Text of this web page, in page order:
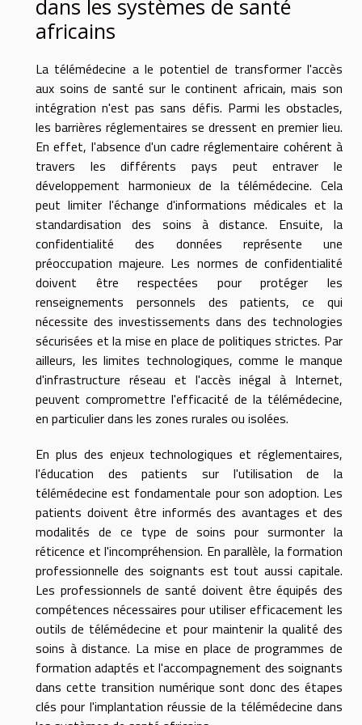
dans les systèmes de santé
africains
La télémédecine a le potentiel de transformer l'accès
aux soins de santé sur le continent africain, mais son
intégration n'est pas sans défis. Parmi les obstacles,
les barrières réglementaires se dressent en premier lieu.
En effet, l'absence d'un cadre réglementaire cohérent à
travers les différents pays peut entraver le
développement harmonieux de la télémédecine. Cela
peut limiter l'échange d'informations médicales et la
standardisation des soins à distance. Ensuite, la
confidentialité des données représente une
préoccupation majeure. Les normes de confidentialité
doivent être respectées pour protéger les
renseignements personnels des patients, ce qui
nécessite des investissements dans des technologies
sécurisées et la mise en place de politiques strictes. Par
ailleurs, les limites technologiques, comme le manque
d'infrastructure réseau et l'accès inégal à Internet,
peuvent compromettre l'efficacité de la télémédecine,
en particulier dans les zones rurales ou isolées.
En plus des enjeux technologiques et réglementaires,
l'éducation des patients sur l'utilisation de la
télémédecine est fondamentale pour son adoption. Les
patients doivent être informés des avantages et des
modalités de ce type de soins pour surmonter la
réticence et l'incompréhension. En parallèle, la formation
professionnelle des soignants est tout aussi capitale.
Les professionnels de santé doivent être équipés des
compétences nécessaires pour utiliser efficacement les
outils de télémédecine et pour maintenir la qualité des
soins à distance. La mise en place de programmes de
formation adaptés et l'accompagnement des soignants
dans cette transition numérique sont donc des étapes
clés pour l'implantation réussie de la télémédecine dans